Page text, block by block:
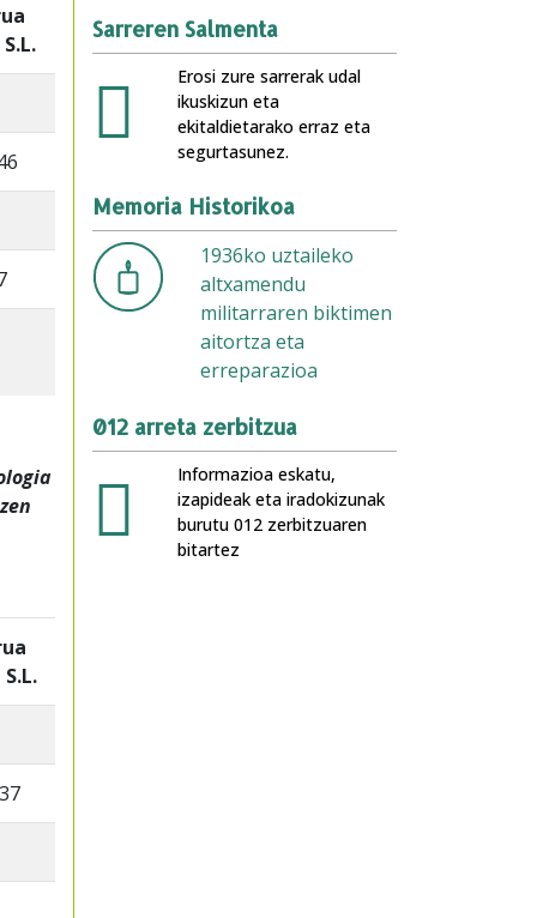
Sarreren Salmenta
Erosi zure sarrerak udal
ikuskizun eta
ekitaldietarako erraz eta
segurtasunez.
Memoria Historikoa
1936ko uztaileko
altxamendu
militarraren biktimen
aitortza eta
erreparazioa
012 arreta zerbitzua
Informazioa eskatu,
izapideak eta iradokizunak
burutu 012 zerbitzuaren
bitartez